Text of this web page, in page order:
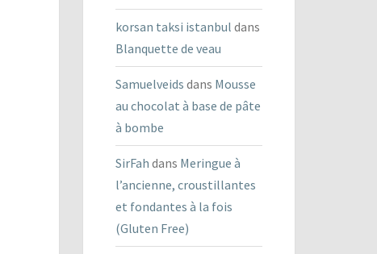
korsan taksi istanbul dans
Blanquette de veau
Samuelveids dans Mousse
au chocolat à base de pâte
à bombe
SirFah dans Meringue à
l’ancienne, croustillantes
et fondantes à la fois
(Gluten Free)